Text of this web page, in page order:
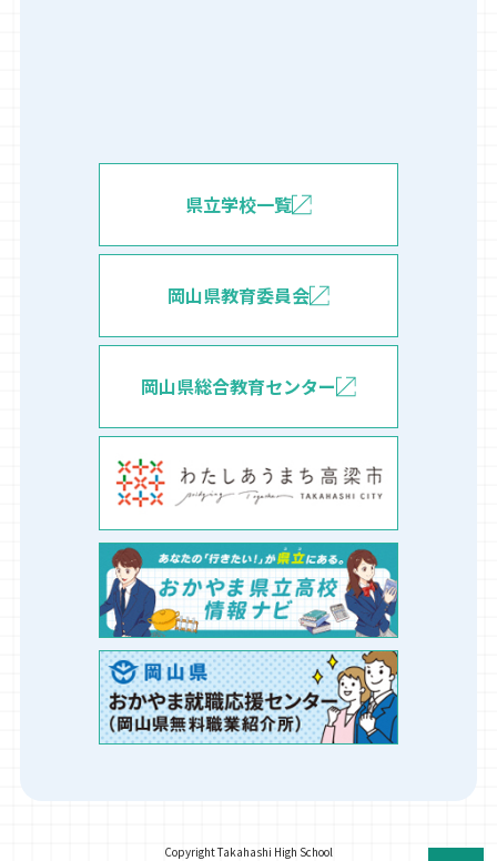
県立学校一覧
岡山県教育委員会
岡山県総合教育センター
Copyright Takahashi High School